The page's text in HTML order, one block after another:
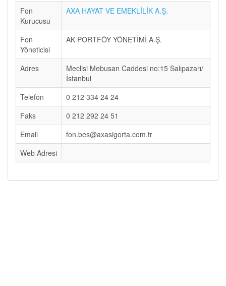
Fon
Kurucusu
AXA HAYAT VE EMEKLİLİK A.Ş.
Fon
Yöneticisi
AK PORTFÖY YÖNETİMİ A.Ş.
Adres
Meclisi Mebusan Caddesi no:15 Salıpazarı/
İstanbul
Telefon
0 212 334 24 24
Faks
0 212 292 24 51
Email
fon.bes@axasigorta.com.tr
Web Adresi